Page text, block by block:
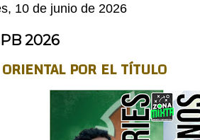
10 de junio de 2026
2026
POR EL TÍTULO